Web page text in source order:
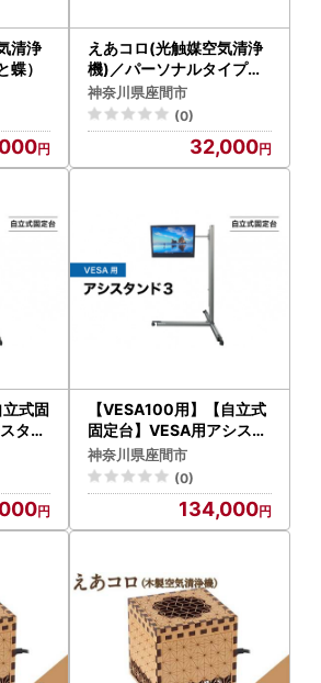
清浄
蝶）
えあコロ(光触媒空気清浄
機)／パーソナルタイプ・
横吹き出し
神奈川県座間市
(0)
32,000
立式固
タン
【VESA100用】【自立式
固定台】VESA用アシスタ
ンド３
神奈川県座間市
(0)
134,000